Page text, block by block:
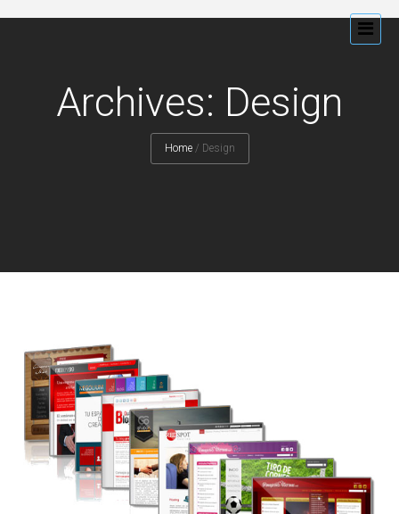
Archives: Design
Home / Design